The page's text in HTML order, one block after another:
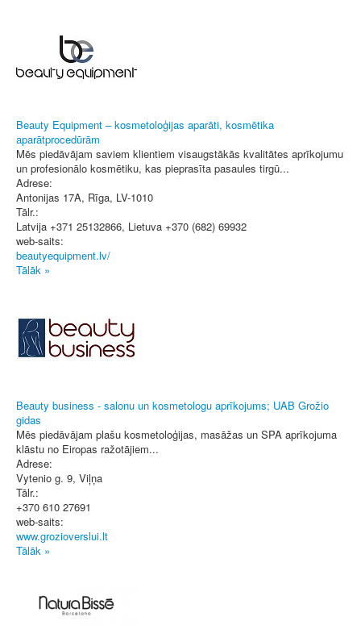
Beauty Equipment – kosmetoloģijas aparāti, kosmētika
aparātprocedūrām
Mēs piedāvājam saviem klientiem visaugstākās kvalitātes aprīkojumu
un profesionālo kosmētiku, kas pieprasīta pasaules tirgū...
Adrese:
Antonijas 17A, Rīga, LV-1010
Tālr.:
Latvija +371 25132866, Lietuva +370 (682) 69932
web-saits:
beautyequipment.lv/
Tālāk »
Beauty business - salonu un kosmetologu aprīkojums; UAB Grožio
gidas
Mēs piedāvājam plašu kosmetoloģijas, masāžas un SPA aprīkojuma
klāstu no Eiropas ražotājiem...
Adrese:
Vytenio g. 9, Viļņa
Tālr.:
+370 610 27691
web-saits:
www.grozioverslui.lt
Tālāk »